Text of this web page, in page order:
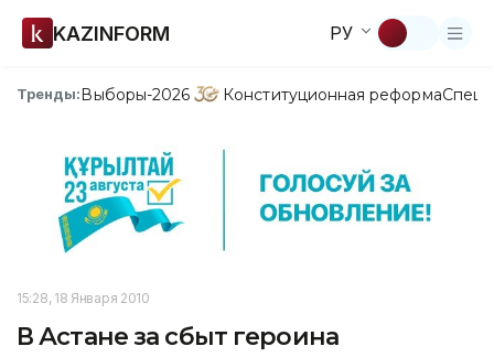
KAZINFORM РУ
Тренды:Выборы-2026 Конституционная реформа
15:28, 18 Января 2010
В Астане за сбыт героина